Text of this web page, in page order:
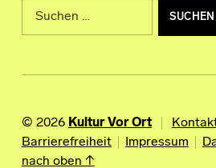
© 2026 Kultur Vor Ort
Barrierefreiheit
Impressum
nach oben ↑